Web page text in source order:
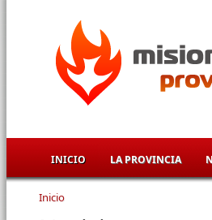
INICIO LA PROVINCIA
Se encuentra usted
Inicio